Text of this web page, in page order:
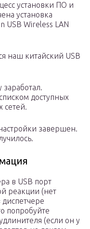
установки ПО и
установка
USB Wireless LAN
наш китайский USB
доступных
сетей.
завершен.
в USB порт
реакции (нет
диспетчере
попробуйте
(если он у